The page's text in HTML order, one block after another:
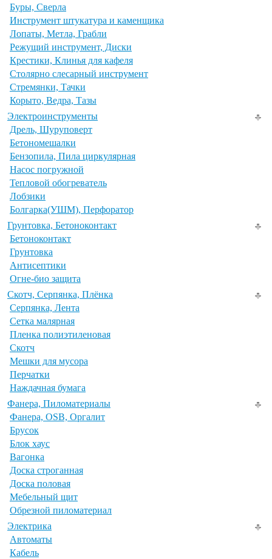
Буры, Сверла
Инструмент штукатура и каменщика
Лопаты, Метла, Грабли
Режущий инструмент, Диски
Крестики, Клинья для кафеля
Столярно слесарный инструмент
Стремянки, Тачки
Корыто, Ведра, Тазы
Электроинструменты
Дрель, Шуруповерт
Бетономешалки
Бензопила, Пила циркулярная
Насос погружной
Тепловой обогреватель
Лобзики
Болгарка(УШМ), Перфоратор
Грунтовка, Бетоноконтакт
Бетоноконтакт
Грунтовка
Антисептики
Огне-био защита
Скотч, Серпянка, Плёнка
Серпянка, Лента
Сетка малярная
Пленка полиэтиленовая
Скотч
Мешки для мусора
Перчатки
Наждачная бумага
Фанера, Пиломатериалы
Фанера, OSB, Оргалит
Брусок
Блок хаус
Вагонка
Доска строганная
Доска половая
Мебельный щит
Обрезной пиломатериал
Электрика
Автоматы
Кабель